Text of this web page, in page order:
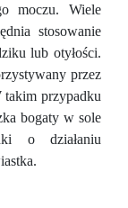
moczu. Wiele
stosowanie
lub otyłości.
przez
takim przypadku
bogaty w sole
o działaniu